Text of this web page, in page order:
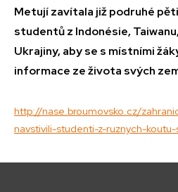
Metují zavítala již podruhé
studentů z Indonésie,
Ukrajiny, aby se s místními
informace ze života svých
http://nase.broumovsko.cz/
navstivili-studenti-z-ruznych-